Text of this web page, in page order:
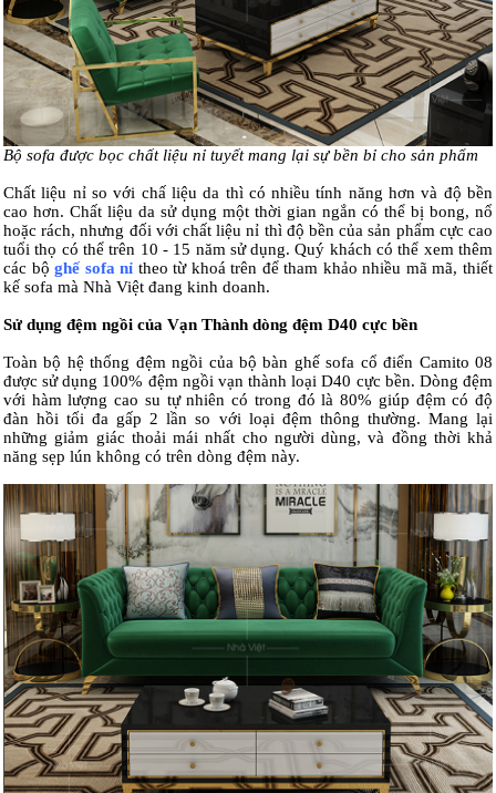
Bộ sofa được bọc chất liệu nỉ tuyết mang lại sự bền bỉ cho sản phẩm
Chất liệu nỉ so với chấ liệu da thì có nhiều tính năng hơn và độ bền
cao hơn. Chất liệu da sử dụng một thời gian ngắn có thể bị bong, nổ
hoặc rách, nhưng đối với chất liệu nỉ thì độ bền của sản phẩm cực cao
tuổi thọ có thể trên 10 - 15 năm sử dụng. Quý khách có thể xem thêm
các bộghế sofa nỉ theo từ khoá trên để tham khảo nhiều mã mã, thiết
kế sofa mà Nhà Việt đang kinh doanh.
Sử dụng đệm ngồi của Vạn Thành dòng đệm D40 cực bền
Toàn bộ hệ thống đệm ngồi của bộ bàn ghế sofa cổ điển Camito 08
được sử dụng 100% đệm ngồi vạn thành loại D40 cực bền. Dòng đệm
với hàm lượng cao su tự nhiên có trong đó là 80% giúp đệm có độ
đàn hồi tối đa gấp 2 lần so với loại đệm thông thường. Mang lại
những giảm giác thoải mái nhất cho người dùng, và đồng thời khả
năng sẹp lún không có trên dòng đệm này.